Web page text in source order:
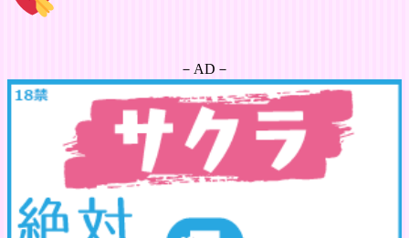
－AD－